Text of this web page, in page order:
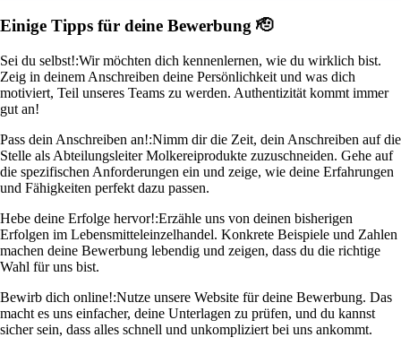
Einige Tipps für deine Bewerbung 🫡
Sei du selbst!:Wir möchten dich kennenlernen, wie du wirklich bist.
Zeig in deinem Anschreiben deine Persönlichkeit und was dich
motiviert, Teil unseres Teams zu werden. Authentizität kommt immer
gut an!
Pass dein Anschreiben an!:Nimm dir die Zeit, dein Anschreiben auf die
Stelle als Abteilungsleiter Molkereiprodukte zuzuschneiden. Gehe auf
die spezifischen Anforderungen ein und zeige, wie deine Erfahrungen
und Fähigkeiten perfekt dazu passen.
Hebe deine Erfolge hervor!:Erzähle uns von deinen bisherigen
Erfolgen im Lebensmitteleinzelhandel. Konkrete Beispiele und Zahlen
machen deine Bewerbung lebendig und zeigen, dass du die richtige
Wahl für uns bist.
Bewirb dich online!:Nutze unsere Website für deine Bewerbung. Das
macht es uns einfacher, deine Unterlagen zu prüfen, und du kannst
sicher sein, dass alles schnell und unkompliziert bei uns ankommt.